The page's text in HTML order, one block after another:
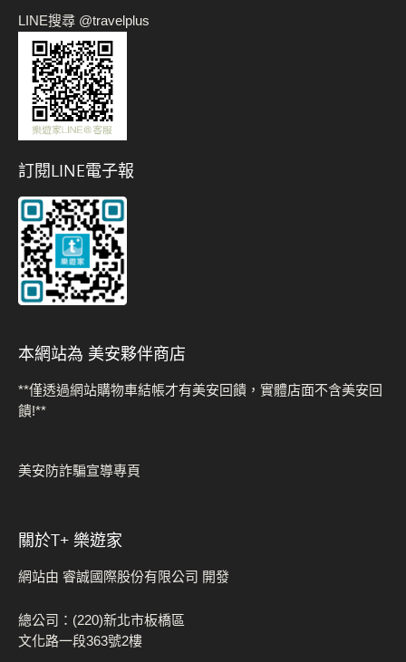
LINE搜尋 @travelplus
訂閱LINE電子報
本網站為 美安夥伴商店
**僅透過網站購物車結帳才有美安回饋，實體店面不含美安回
饋!**
美安防詐騙宣導專頁
關於t+ 樂遊家
網站由 睿誠國際股份有限公司 開發
總公司：(220)新北市板橋區
文化路一段363號2樓